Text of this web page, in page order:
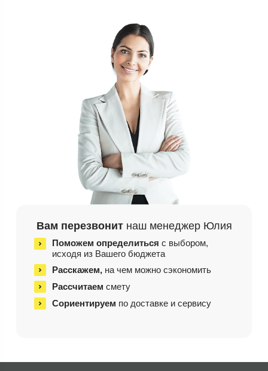
Вам перезвонит наш менеджер Юлия
Поможем определитьсяс выбором,
исходя из Вашего бюджета
Расскажем, на чем можно сэкономить
Рассчитаемсмету
Сориентируем по доставке и сервису